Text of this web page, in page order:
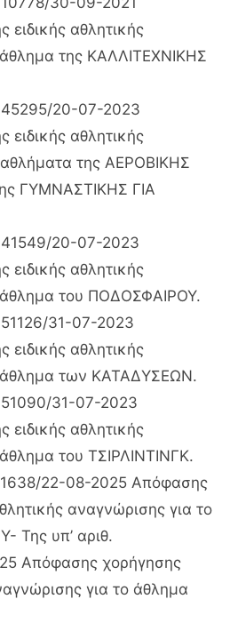
αθλητικής
της ΚΑΛΛΙΤΕΧΝΙΚΗΣ
20-07-2023
αθλητικής
της ΑΕΡΟΒΙΚΗΣ
ΓΥΜΝΑΣΤΙΚΗΣ ΓΙΑ
20-07-2023
αθλητικής
άθλημα του ΠΟΔΟΣΦΑΙΡΟΥ.
31-07-2023
αθλητικής
άθλημα των ΚΑΤΑΔΥΣΕΩΝ.
31-07-2023
αθλητικής
του ΤΣΙΡΛΙΝΤΙΝΓΚ.
22-08-2025 Απόφασης
αναγνώρισης για το
Της υπ’ αριθ.
Απόφασης χορήγησης
για το άθλημα